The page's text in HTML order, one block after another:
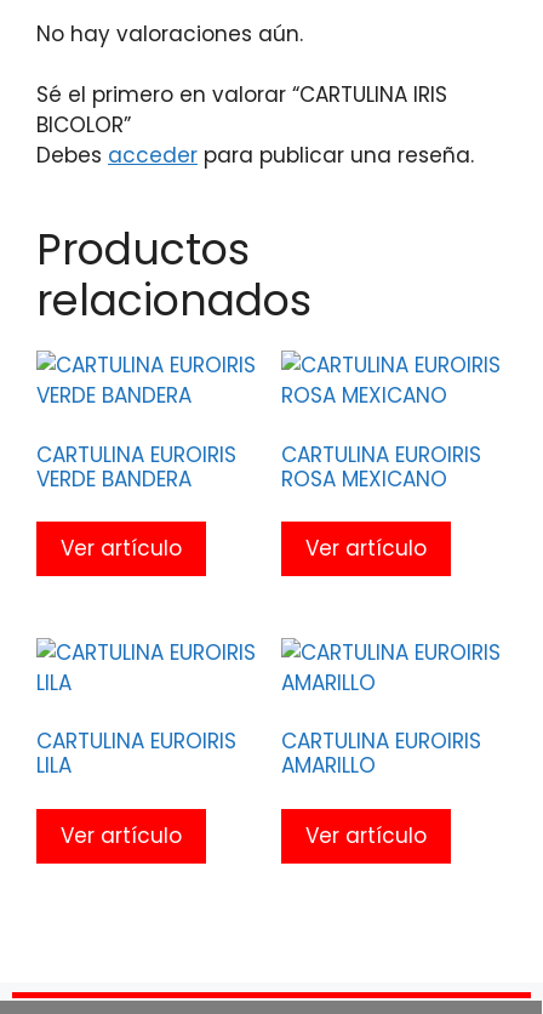
No hay valoraciones aún.
Sé el primero en valorar “CARTULINA IRIS
BICOLOR”
Debes acceder para publicar una reseña.
Productos
relacionados
CARTULINA EUROIRIS
VERDE BANDERA
Ver artículo
CARTULINA EUROIRIS
ROSA MEXICANO
Ver artículo
CARTULINA EUROIRIS
LILA
Ver artículo
CARTULINA EUROIRIS
AMARILLO
Ver artículo